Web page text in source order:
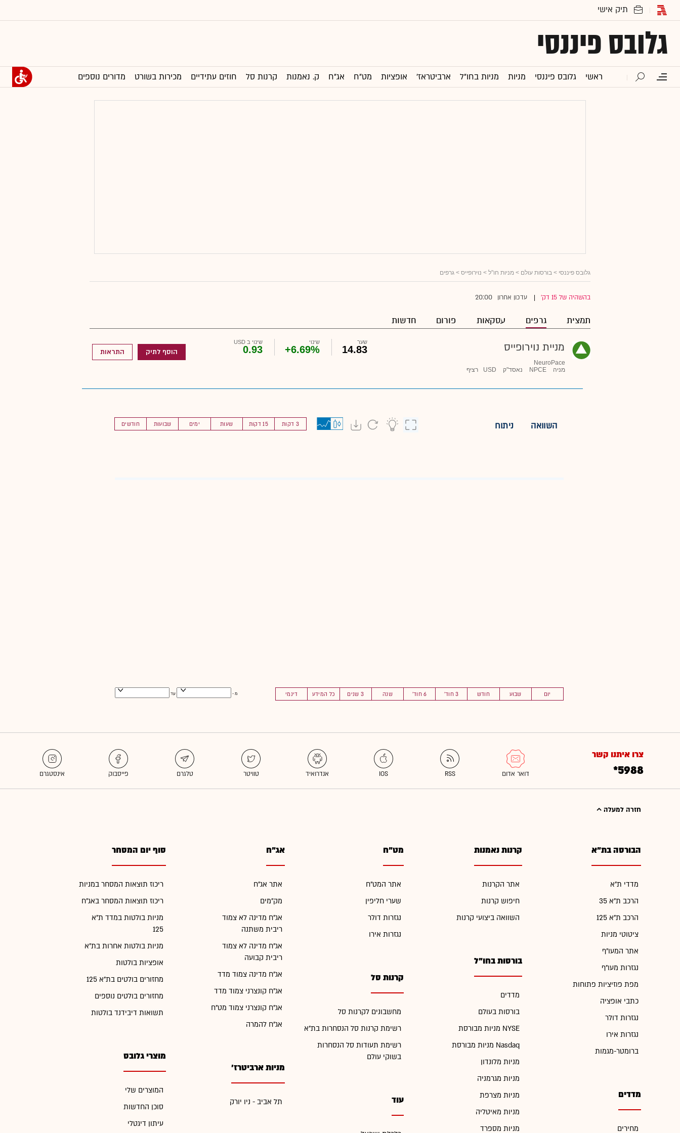
גלובס פיננסי
ראשי גלובס פיננסי מניות מניות בחו"ל ארביטראז' אופציות מט"ח אג"ח ק. נאמנות קרנות סל חוזים עתידיים מכירות בשורט מדורים נוספים
גלובס פיננסי > בורסות עולם > מניות חו"ל > נוירופייס > גרפים
בהשהיה של 15 דק' עדכון אחרון 20:00
תמצית גרפים עסקאות פורום חדשות
מניית נוירופייס
NeuroPace
מניה
NPCE נאסד"ק USD רציף
שער
14.83
שינוי
+6.69%
שינוי ב USD
0.93 הוסף לתיק התראות
חודשים שבועות ימים שעות 15 דקות 3 דקות השוואה ניתוח
יום שבוע חודש 3 חוד' 6 חוד' שנה 3 שנים כל המידע דינמי מ - עד
צרו איתנו קשר
*5988
חזרה למעלה
הבורסה בת"א
מדדי ת"א
הרכב ת"א 35
הרכב ת"א 125
ציטוטי מניות
אתר המעו"ף
נגזרות מעו"ף
מפת פוזיציות פתוחות
כתבי אופציה
נגזרות דולר
נגזרות אירו
ברומטר-מגמות
מדדים
מחירים
קרנות נאמנות
אתר הקרנות
חיפוש קרנות
השוואה ביצועי קרנות
בורסות בחו"ל
מדדים
בורסות בעולם
מניות מבורסת NYSE
מניות מבורסת Nasdaq
מניות מלונדון
מניות מגרמניה
מניות מצרפת
מניות מאיטליה
מניות מספרד
מט"ח
אתר המט"ח
שערי חליפין
נגזרות דולר
נגזרות אירו
קרנות סל
מחשבונים לקרנות סל
רשימת קרנות סל הנסחרות בת"א
רשימת תעודות סל הנסחרות
בשוקי עולם
עוד
אג"ח
אתר אג"ח
מק"מים
אג"ח מדינה לא צמוד
ריבית משתנה
אג"ח מדינה לא צמוד
ריבית קבועה
אג"ח מדינה צמוד מדד
אג"ח קונצרני צמוד מדד
אג"ח קונצרני צמוד מט"ח
אג"ח להמרה
מניות ארביטרז'
תל אביב - ניו יורק
סוף יום המסחר
ריכוז תוצאות המסחר במניות
ריכוז תוצאות המסחר באג"ח
מניות בולטות במדד ת"א
125
מניות בולטות אחרות בת"א
אופציות בולטות
מחזורים בולטים בת"א 125
מחזורים בולטים נוספים
תשואות דיבידנד בולטות
מוצרי גלובס
המוצרים שלי
סוכן החדשות
עיתון דיגטלי